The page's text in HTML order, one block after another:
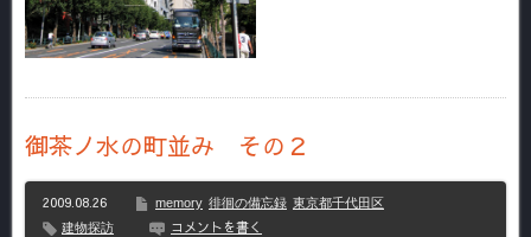
御茶ノ水の町並み その２
2009.08.26 memory 徘徊の備忘録 東京都千代田区
建物探訪
コメントを書く